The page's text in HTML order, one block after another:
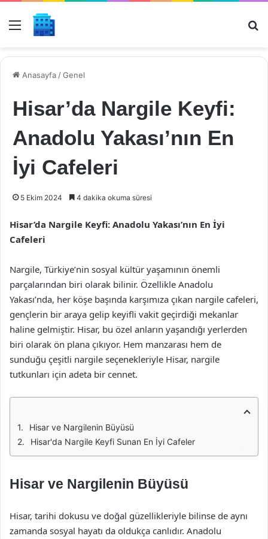
Menü
Anasayfa /Genel
Hisar’da Nargile Keyfi:
Anadolu Yakası’nın En
İyi Cafeleri
5 Ekim 2024 4 dakika okuma süresi
Hisar’da Nargile Keyfi: Anadolu Yakası’nın En İyi
Cafeleri
Nargile, Türkiye’nin sosyal kültür yaşamının önemli
parçalarından biri olarak bilinir. Özellikle Anadolu
Yakası’nda, her köşe başında karşımıza çıkan nargile cafeleri,
gençlerin bir araya gelip keyifli vakit geçirdiği mekanlar
haline gelmiştir. Hisar, bu özel anların yaşandığı yerlerden
biri olarak ön plana çıkıyor. Hem manzarası hem de
sunduğu çeşitli nargile seçenekleriyle Hisar, nargile
tutkunları için adeta bir cennet.
Hisar ve Nargilenin Büyüsü
Hisar'da Nargile Keyfi Sunan En İyi Cafeler
Hisar ve Nargilenin Büyüsü
Hisar, tarihi dokusu ve doğal güzellikleriyle bilinse de aynı
zamanda sosyal hayatı da oldukça canlıdır. Anadolu